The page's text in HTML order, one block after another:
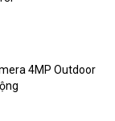
4MP Outdoor